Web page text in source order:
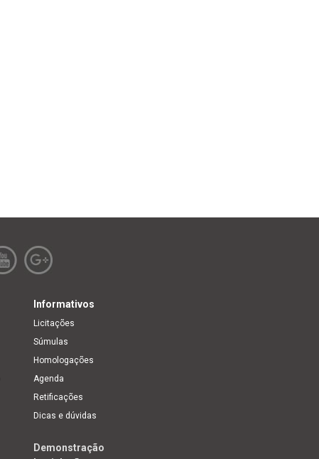
Informativos
Licitações
Súmulas
Homologações
Agenda
Retificações
Dicas e dúvidas
Demonstração